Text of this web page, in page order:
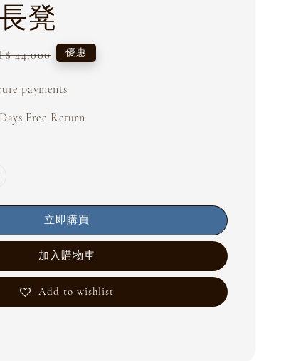
凳
44,000 優惠
payments
Free Return
立即購買
加入購物車
Add to wishlist